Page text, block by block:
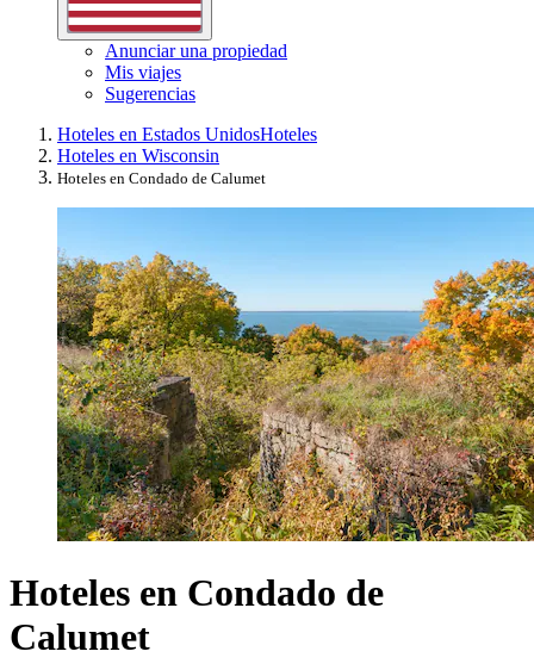
Anunciar una propiedad
Mis viajes
Sugerencias
Hoteles en Estados UnidosHoteles
Hoteles en Wisconsin
Hoteles en Condado de Calumet
Hoteles en Condado de
Calumet